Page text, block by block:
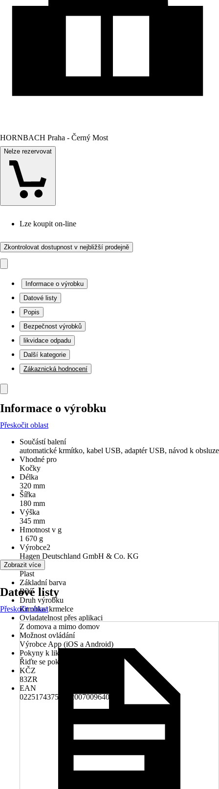
HORNBACH Praha - Černý Most
Nelze rezervovat
Lze koupit on-line
Zkontrolovat dostupnost v nejbližší prodejně
Informace o výrobku
Datové listy
Popis
Bezpečnost výrobků
likvidace odpadu
Další kategorie
Zákaznická hodnocení
Informace o výrobku
Přeskočit oblast
Součástí balení
automatické krmítko, kabel USB, adaptér USB, návod k obsluze
Vhodné pro
Kočky
Délka
320 mm
Šířka
180 mm
Výška
345 mm
Hmotnost v g
1 670 g
Výrobce2
Hagen Deutschland GmbH & Co. KG
Materiál
Plast
Základní barva
Bílá
Druh výrobku
Krmítka/ krmelce
Ovladatelnost přes aplikaci
Z domova a mimo domov
Možnost ovládání
Výrobce App (iOS a Android)
Pokyny k likvidaci
Řiďte se pokyny pro likvidaci
KČZ
83ZR
EAN
022517437520, 2007009640907
Zobrazit více
Datové listy
Přeskočit oblast